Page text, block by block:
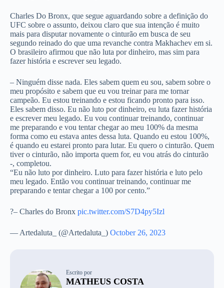
Charles Do Bronx, que segue aguardando sobre a definição do
UFC sobre o assunto, deixou claro que sua intenção é muito
mais para disputar novamente o cinturão em busca de seu
segundo reinado do que uma revanche contra Makhachev em si.
O brasileiro afirmou que não luta por dinheiro, mas sim para
fazer história e escrever seu legado.
– Ninguém disse nada. Eles sabem quem eu sou, sabem sobre o
meu propósito e sabem que eu vou treinar para me tornar
campeão. Eu estou treinando e estou ficando pronto para isso.
Eles sabem disso. Eu não luto por dinheiro, eu luta fazer história
e escrever meu legado. Eu vou continuar treinando, continuar
me preparando e vou tentar chegar ao meu 100% da mesma
forma como eu estava antes dessa luta. Quando eu estou 100%,
é quando eu estarei pronto para lutar. Eu quero o cinturão. Quem
tiver o cinturão, não importa quem for, eu vou atrás do cinturão
-, completou.
“Eu não luto por dinheiro. Luto para fazer história e luto pelo
meu legado. Então vou continuar treinando, continuar me
preparando e tentar chegar a 100 por cento.”
?️– Charles do Bronx pic.twitter.com/S7D4py5Izl
— Artedaluta_ (@Artedaluta_) October 26, 2023
Escrito por
MATHEUS COSTA